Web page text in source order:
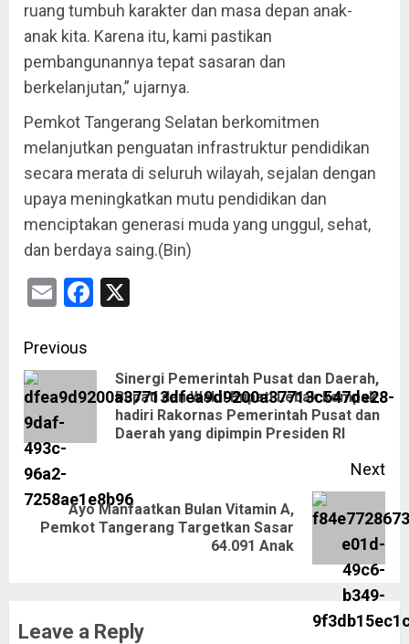
ruang tumbuh karakter dan masa depan anak-
anak kita. Karena itu, kami pastikan
pembangunannya tepat sasaran dan
berkelanjutan,” ujarnya.
Pemkot Tangerang Selatan berkomitmen
melanjutkan penguatan infrastruktur pendidikan
secara merata di seluruh wilayah, sejalan dengan
upaya meningkatkan mutu pendidikan dan
menciptakan generasi muda yang unggul, sehat,
dan berdaya saing.(Bin)
EmailFacebook
Previous
Sinergi Pemerintah Pusat dan Daerah,
Bupati dan Wakil Bupati Lebak kompak
hadiri Rakornas Pemerintah Pusat dan
Daerah yang dipimpin Presiden RI
Next
Ayo Manfaatkan Bulan Vitamin A,
Pemkot Tangerang Targetkan Sasar
64.091 Anak
Leave a Reply